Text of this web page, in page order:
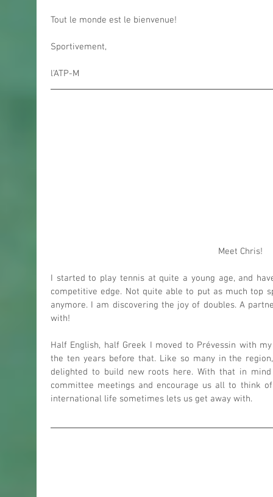
Tout le monde est le bienvenue!
Sportivement,
l'ATP-M
Meet Chris!
I started to play tennis at quite a young age, and
competitive edge. Not quite able to put as much top
anymore. I am discovering the joy of doubles. A
with!
Half English, half Greek I moved to Prévessin with
the ten years before that. Like so many in the
delighted to build new roots here. With that in
committee meetings and encourage us all to think
international life sometimes lets us get away with.